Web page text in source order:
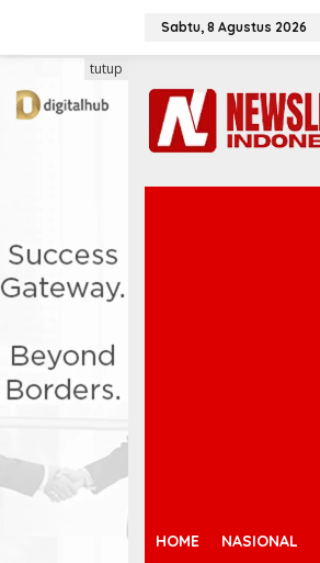
Sabtu, 8 Agustus 2026
HOME NASIONAL
tutup